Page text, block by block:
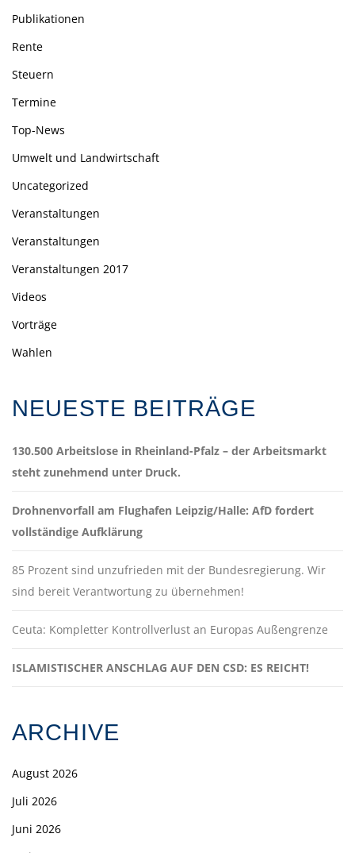
Publikationen
Rente
Steuern
Termine
Top-News
Umwelt und Landwirtschaft
Uncategorized
Veranstaltungen
Veranstaltungen
Veranstaltungen 2017
Videos
Vorträge
Wahlen
NEUESTE BEITRÄGE
130.500 Arbeitslose in Rheinland-Pfalz – der Arbeitsmarkt
steht zunehmend unter Druck.
Drohnenvorfall am Flughafen Leipzig/Halle: AfD fordert
vollständige Aufklärung
85 Prozent sind unzufrieden mit der Bundesregierung. Wir
sind bereit Verantwortung zu übernehmen!
Ceuta: Kompletter Kontrollverlust an Europas Außengrenze
ISLAMISTISCHER ANSCHLAG AUF DEN CSD: ES REICHT!
ARCHIVE
August 2026
Juli 2026
Juni 2026